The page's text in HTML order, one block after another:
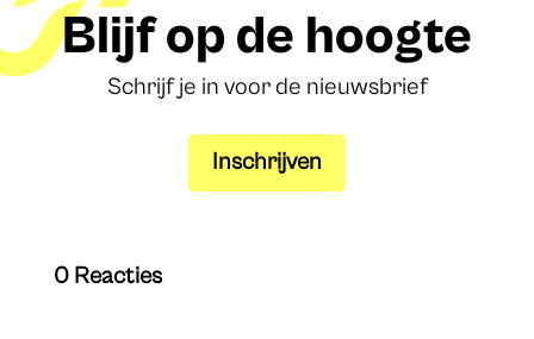
Blijf op de hoogte
Schrijf je in voor de nieuwsbrief
Inschrijven
0 Reacties